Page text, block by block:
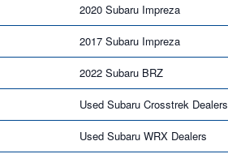
2020 Subaru Impreza
2017 Subaru Impreza
2022 Subaru BRZ
Used Subaru Crosstrek Dealers
Used Subaru WRX Dealers